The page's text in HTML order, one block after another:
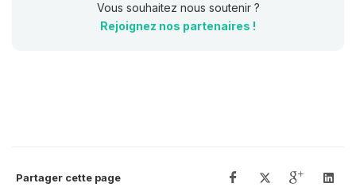
Vous souhaitez nous soutenir ?
Rejoignez nos partenaires !
Partager cette page